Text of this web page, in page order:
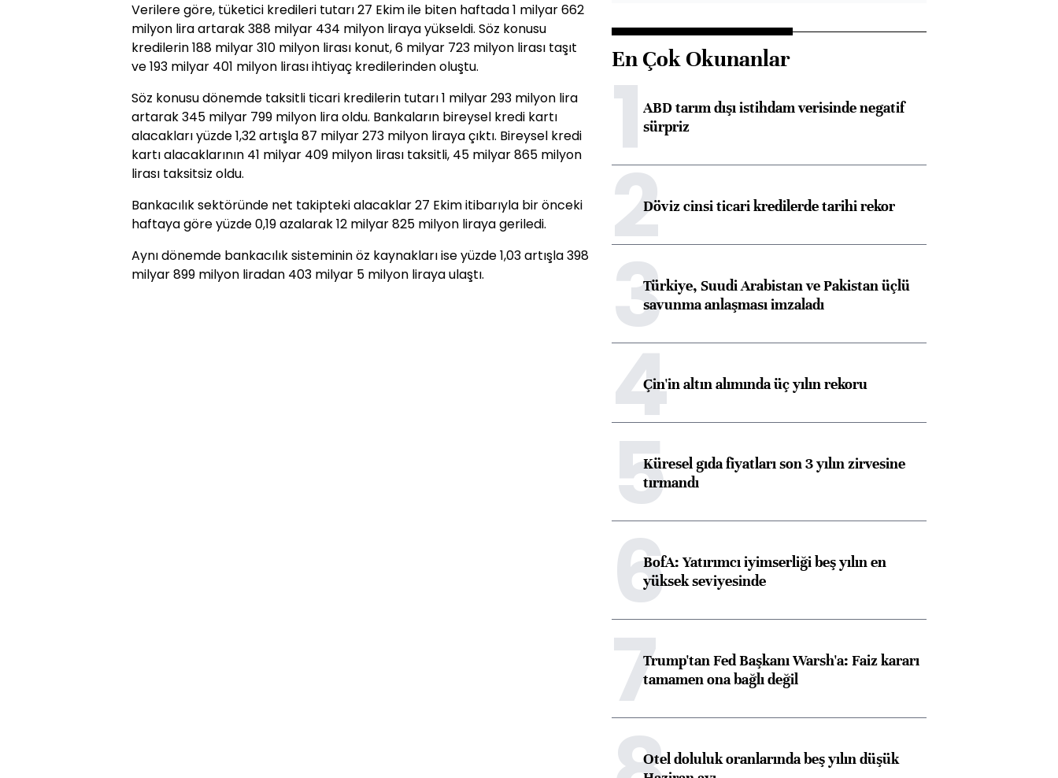
Verilere göre, tüketici kredileri tutarı 27 Ekim ile biten haftada 1 milyar 662
milyon lira artarak 388 milyar 434 milyon liraya yükseldi. Söz konusu
kredilerin 188 milyar 310 milyon lirası konut, 6 milyar 723 milyon lirası taşıt
ve 193 milyar 401 milyon lirası ihtiyaç kredilerinden oluştu.
Söz konusu dönemde taksitli ticari kredilerin tutarı 1 milyar 293 milyon lira
artarak 345 milyar 799 milyon lira oldu. Bankaların bireysel kredi kartı
alacakları yüzde 1,32 artışla 87 milyar 273 milyon liraya çıktı. Bireysel kredi
kartı alacaklarının 41 milyar 409 milyon lirası taksitli, 45 milyar 865 milyon
lirası taksitsiz oldu.
Bankacılık sektöründe net takipteki alacaklar 27 Ekim itibarıyla bir önceki
haftaya göre yüzde 0,19 azalarak 12 milyar 825 milyon liraya geriledi.
Aynı dönemde bankacılık sisteminin öz kaynakları ise yüzde 1,03 artışla 398
milyar 899 milyon liradan 403 milyar 5 milyon liraya ulaştı.
En Çok Okunanlar
1ABD tarım dışı istihdam verisinde negatif
sürpriz
2Döviz cinsi ticari kredilerde tarihi rekor
3Türkiye, Suudi Arabistan ve Pakistan üçlü
savunma anlaşması imzaladı
4Çin'in altın alımında üç yılın rekoru
5Küresel gıda fiyatları son 3 yılın zirvesine
tırmandı
6BofA: Yatırımcı iyimserliği beş yılın en
yüksek seviyesinde
7Trump'tan Fed Başkanı Warsh'a: Faiz kararı
tamamen ona bağlı değil
Otel doluluk oranlarında beş yılın düşük